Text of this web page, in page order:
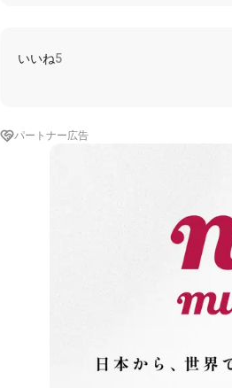
いいね5
パートナー広告